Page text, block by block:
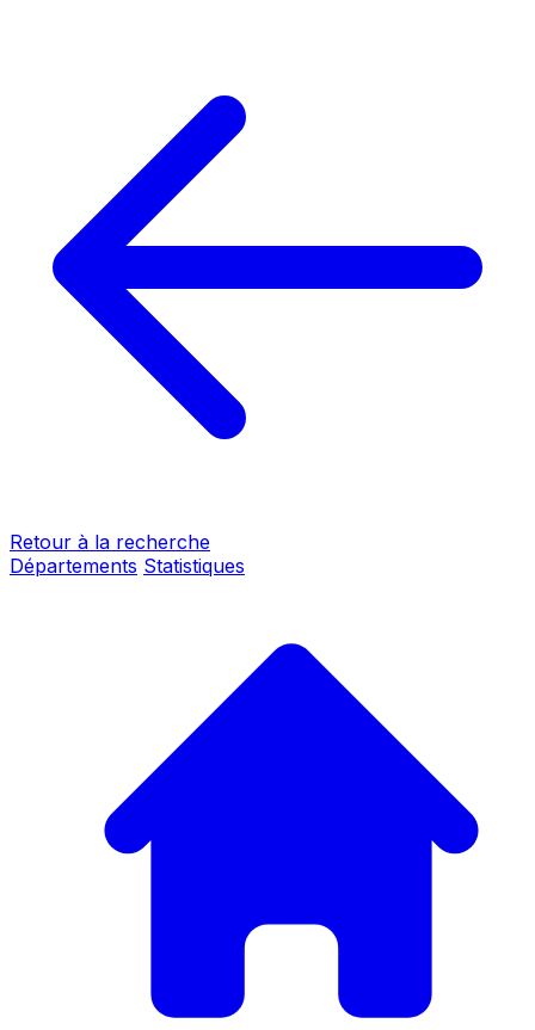
Retour à la recherche
Départements Statistiques